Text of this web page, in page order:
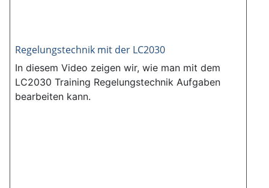
Regelungstechnik mit der LC2030
In diesem Video zeigen wir, wie man mit dem
LC2030 Training Regelungstechnik Aufgaben
bearbeiten kann.